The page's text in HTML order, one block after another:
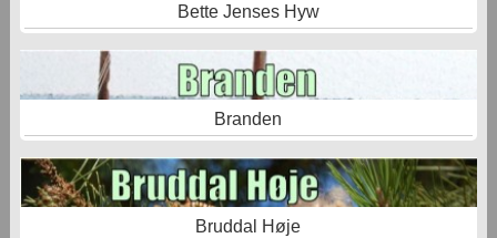
Bette Jenses Hyw
Branden
Bruddal Høje